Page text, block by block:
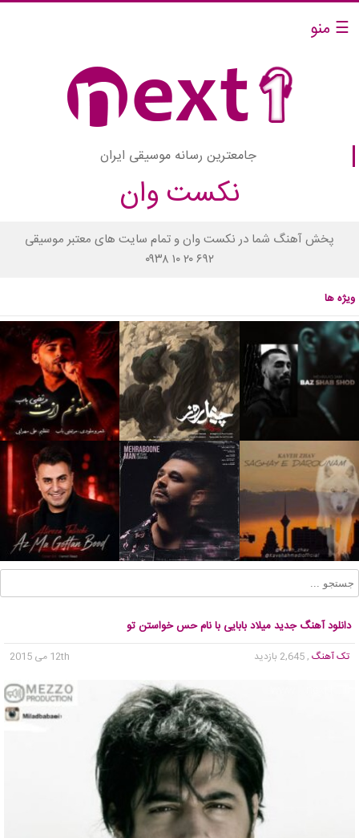
☰ منو
جامعترین رسانه موسیقی ایران
نکست وان
پخش آهنگ شما در نکست وان و تمام سایت های معتبر موسیقی
۰۹۳۸ ۱۰ ۲۰ ۶۹۲
ویژه ها
دانلود آهنگ جدید میلاد بابایی با نام حس خواستن تو
تک آهنگ , 2,645 بازدید 12th می 2015